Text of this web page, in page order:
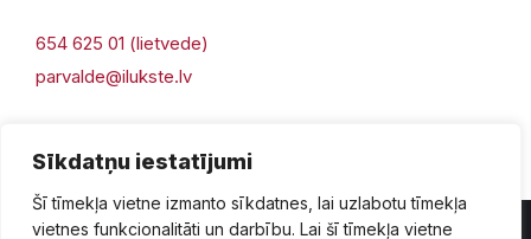
Sīkdatņu iestatījumi
Šī tīmekļa vietne izmanto sīkdatnes, lai uzlabotu tīmekļa
vietnes funkcionalitāti un darbību. Lai šī tīmekļa vietne
654 625 01 (lietvede)
parvalde@ilukste.lv